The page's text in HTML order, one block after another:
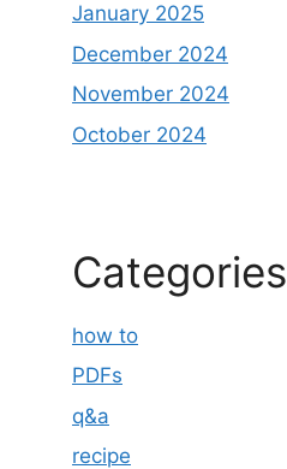
January 2025
December 2024
November 2024
October 2024
Categories
how to
PDFs
q&a
recipe